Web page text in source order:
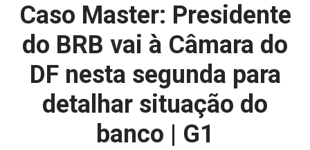
Caso Master: Presidente
do BRB vai à Câmara do
DF nesta segunda para
detalhar situação do
banco | G1